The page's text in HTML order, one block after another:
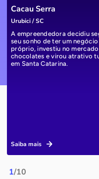
1/10
Cacau Serra
Urubici / SC
A empreendedora decidiu
seu sonho de ter um negócio
próprio, investiu no
chocolates e virou atrativo
em Santa Catarina.
Saiba mais